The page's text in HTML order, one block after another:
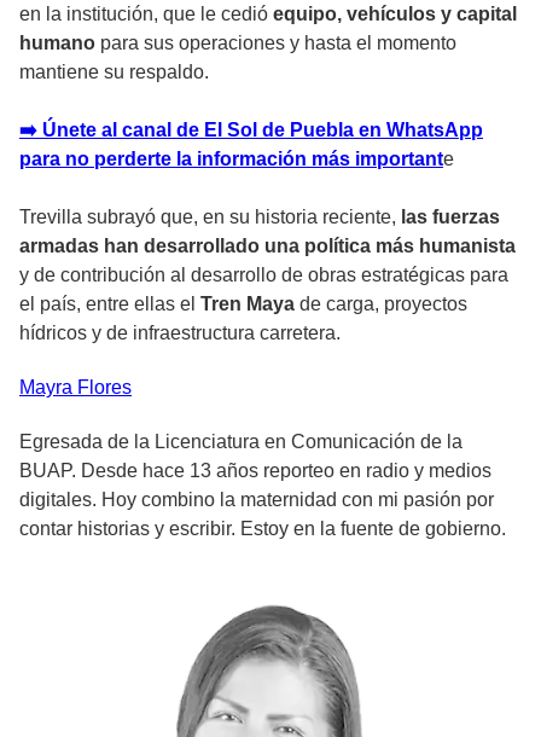
en la institución, que le cedió equipo, vehículos y capital
humano para sus operaciones y hasta el momento
mantiene su respaldo.
➡️ Únete al canal de El Sol de Puebla en WhatsApp
para no perderte la información más importante
Trevilla subrayó que, en su historia reciente, las fuerzas
armadas han desarrollado una política más humanista
y de contribución al desarrollo de obras estratégicas para
el país, entre ellas el Tren Maya de carga, proyectos
hídricos y de infraestructura carretera.
Mayra Flores
Egresada de la Licenciatura en Comunicación de la
BUAP. Desde hace 13 años reporteo en radio y medios
digitales. Hoy combino la maternidad con mi pasión por
contar historias y escribir. Estoy en la fuente de gobierno.